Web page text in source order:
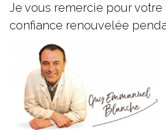
Je vous remercie pour
confiance renouvelée